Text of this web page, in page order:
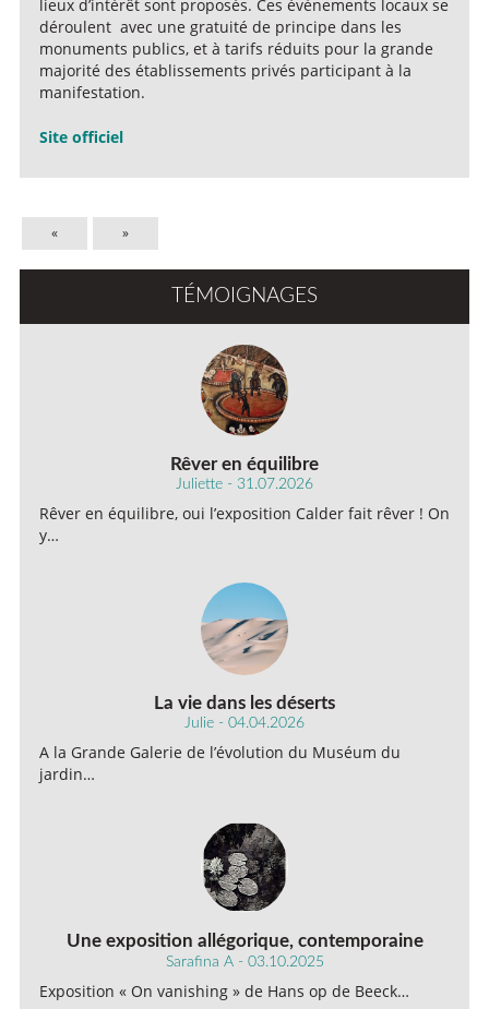
lieux d’intérêt sont proposés. Ces événements locaux se
déroulent avec une gratuité de principe dans les
monuments publics, et à tarifs réduits pour la grande
majorité des établissements privés participant à la
manifestation.
Site officiel
« »
TÉMOIGNAGES
Rêver en équilibre
Juliette - 31.07.2026
Rêver en équilibre, oui l’exposition Calder fait rêver ! On
y…
La vie dans les déserts
Julie - 04.04.2026
A la Grande Galerie de l’évolution du Muséum du
jardin…
Une exposition allégorique, contemporaine
Sarafina A - 03.10.2025
Exposition « On vanishing » de Hans op de Beeck…